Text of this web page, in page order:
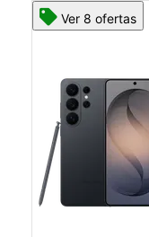
Ver 8 ofertas